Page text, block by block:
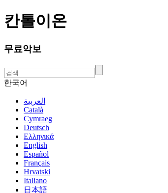
칸톨이온
무료악보
한국어
العربية
Català
Cymraeg
Deutsch
Ελληνικά
English
Español
Français
Hrvatski
Italiano
日本語